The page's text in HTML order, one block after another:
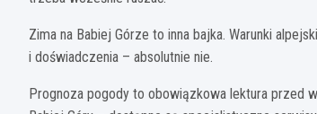
Zima na Babiej Górze to inna bajka. Warunki
i doświadczenia – absolutnie nie.
Prognoza pogody to obowiązkowa lektura przed